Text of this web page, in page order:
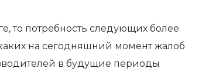
то потребность следующих более
на сегодняшний момент жалоб
в будущие периоды